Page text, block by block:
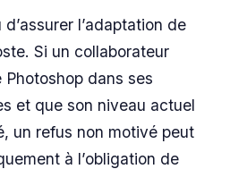
l’adaptation de
Si un collaborateur
Photoshop dans ses
et que son niveau actuel
un refus non motivé peut
à l’obligation de